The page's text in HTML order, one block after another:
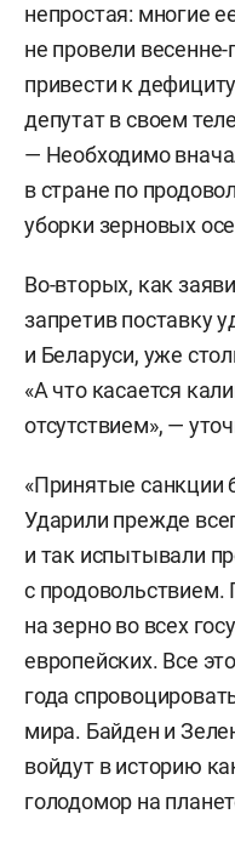
непростая: многие
не провели
привести к
депутат в своем
— Необходимо
в стране по
уборки зерновых
Во-вторых, как
запретив поставку
и Беларуси, уже
«А что касается
отсутствием», —
«Принятые
Ударили прежде
и так испытывали
с продовольствием.
на зерно во всех
европейских. Все
года
мира. Байден и
войдут в историю
голодомор на